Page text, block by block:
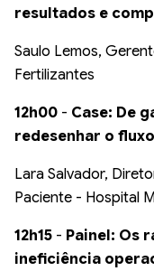
resultados e
Saulo Lemos,
Fertilizantes
12h00 - Case: De
redesenhar o
Lara Salvador,
Paciente - Hospital
12h15 - Painel: Os
ineficiência